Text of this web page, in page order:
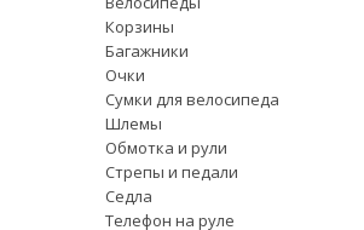
Корзины
Багажники
Очки
Сумки для велосипеда
Шлемы
Обмотка и рули
Стрепы и педали
Седла
Телефон на руле